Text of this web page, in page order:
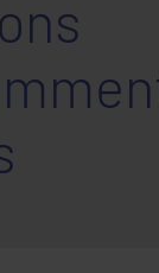
je